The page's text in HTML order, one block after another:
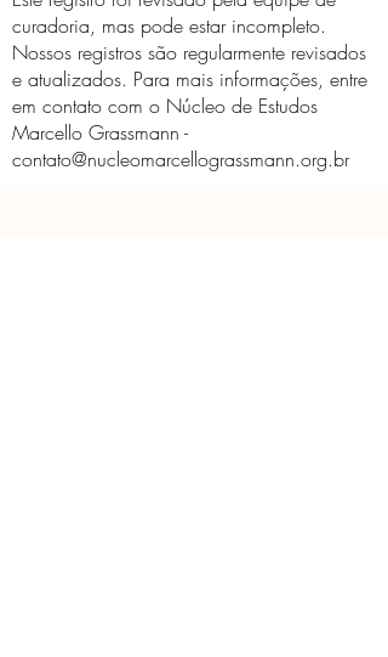
curadoria, mas pode estar incompleto.
Nossos registros são regularmente revisados ​​
e atualizados. Para mais informações, entre
em contato com o Núcleo de Estudos
Marcello Grassmann -
contato@nucleomarcellograssmann.org.br